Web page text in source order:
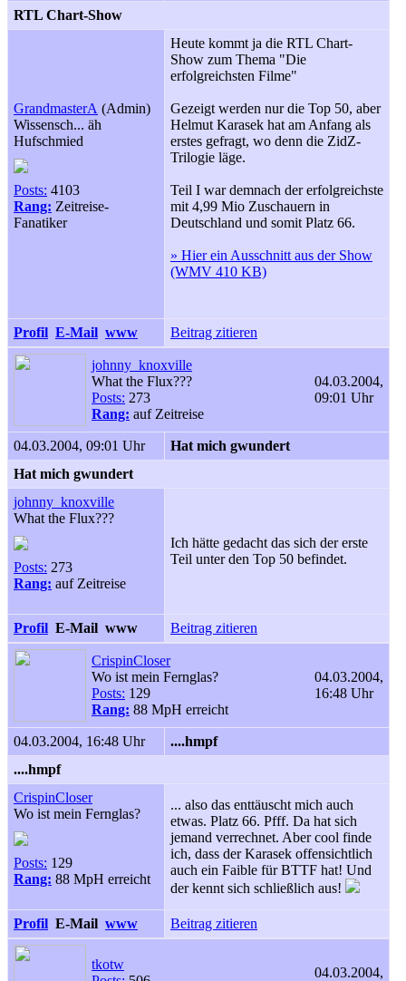
RTL Chart-Show
GrandmasterA (Admin)
Wissensch... äh
Hufschmied
Posts: 4103
Rang: Zeitreise-
Fanatiker
Heute kommt ja die RTL Chart-
Show zum Thema "Die
erfolgreichsten Filme"
Gezeigt werden nur die Top 50, aber
Helmut Karasek hat am Anfang als
erstes gefragt, wo denn die ZidZ-
Trilogie läge.
Teil I war demnach der erfolgreichste
mit 4,99 Mio Zuschauern in
Deutschland und somit Platz 66.
» Hier ein Ausschnitt aus der Show
(WMV 410 KB)
Profil E-Mail www Beitrag zitieren
johnny_knoxville
What the Flux???
Posts: 273
Rang: auf Zeitreise
04.03.2004,
09:01 Uhr
04.03.2004, 09:01 Uhr
Hat mich gwundert
Hat mich gwundert
johnny_knoxville
What the Flux???
Posts: 273
Rang: auf Zeitreise
Ich hätte gedacht das sich der erste
Teil unter den Top 50 befindet.
Profil E-Mail www Beitrag zitieren
CrispinCloser
Wo ist mein Fernglas?
Posts: 129
Rang: 88 MpH erreicht
04.03.2004,
16:48 Uhr
04.03.2004, 16:48 Uhr
....hmpf
....hmpf
CrispinCloser
Wo ist mein Fernglas?
Posts: 129
Rang: 88 MpH erreicht
... also das enttäuscht mich auch
etwas. Platz 66. Pfff. Da hat sich
jemand verrechnet. Aber cool finde
ich, dass der Karasek offensichtlich
auch ein Faible für BTTF hat! Und
der kennt sich schließlich aus!
Profil E-Mail www Beitrag zitieren
tkotw
04.03.2004,